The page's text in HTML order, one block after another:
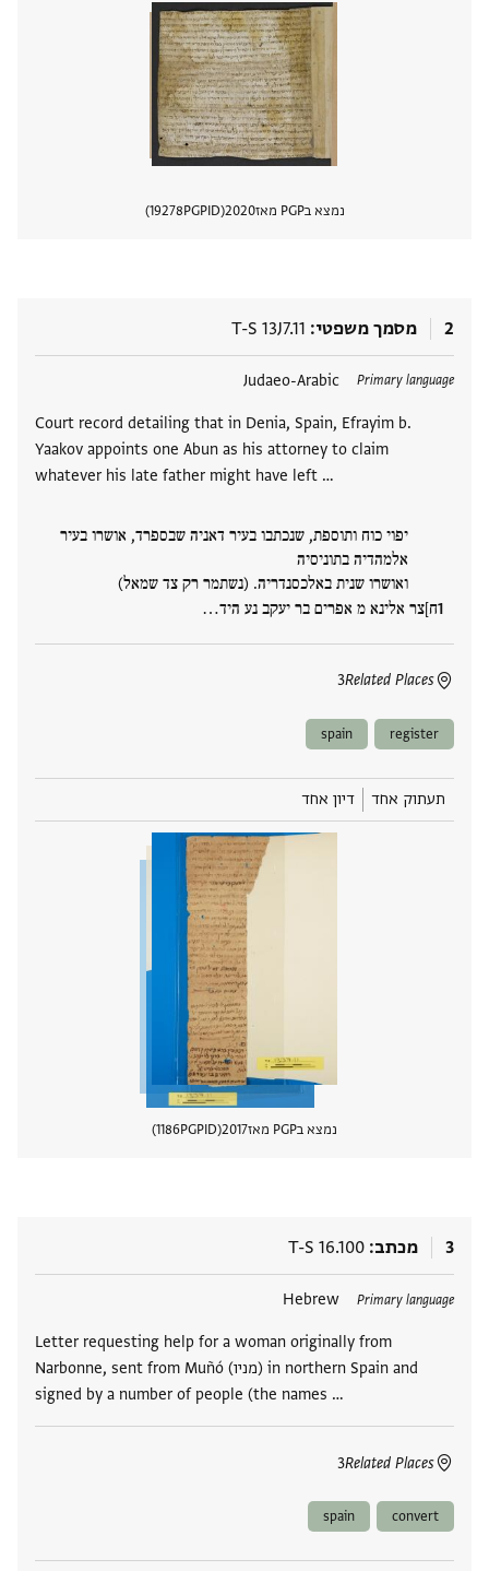
נמצא בPGP מאז 2020
PGPID
19278
2 מסמך משפטי T-S 13J7.11
Primary language
Judaeo-Arabic
Court record detailing that in Denia, Spain, Efrayim b.
Yaakov appoints one Abun as his attorney to claim
whatever his late father might have left …
יפוי כוח ותוספת, שנכתבו בעיר דאניה שבספרד, אושרו בעיר
אלמהדיה בתוניסיה
ואושרו שנית באלכסנדריה. (נשתמר רק צד שמאל)
ח]צר אלינא מ אפרים בר יעקב נע היד‮…
Related Places
3
תגים
register
spain
תעתוק אחד דיון אחד
נמצא בPGP מאז 2017
PGPID
1186
3 מכתב T-S 16.100
Primary language
Hebrew
Letter requesting help for a woman originally from
Narbonne, sent from Muñó (מניו) in northern Spain and
signed by a number of people (the names …
Related Places
3
תגים
convert
spain